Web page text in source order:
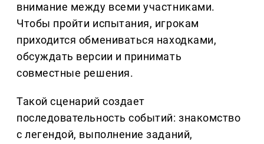
внимание между всеми участниками.
Чтобы пройти испытания, игрокам
приходится обмениваться находками,
обсуждать версии и принимать
совместные решения.
Такой сценарий создает
последовательность событий: знакомство
с легендой, выполнение заданий,